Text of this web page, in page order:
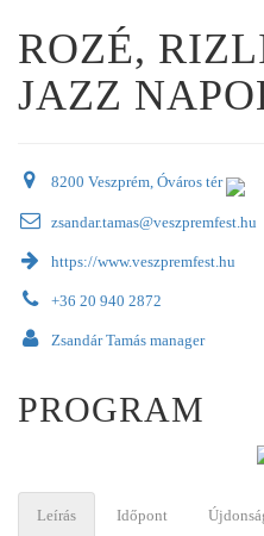
ROZÉ,
JAZZ
8200 Veszprém, Óváros tér
zsandar.tamas@veszpremfest.hu
https://www.veszpremfest.hu
+36 20 940 2872
Zsandár Tamás manager
PROGRAM
Leírás Időpont